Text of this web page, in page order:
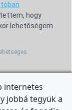
hogy
lehetőségem
internetes
jobbá tegyük a